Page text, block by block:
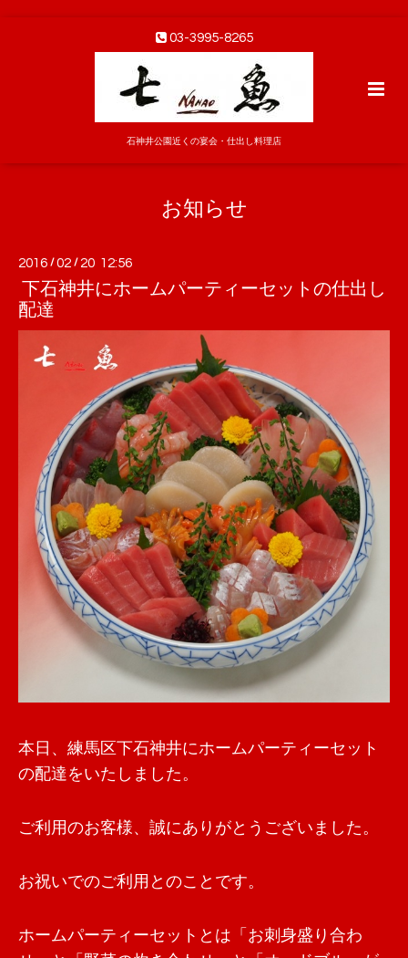
03-3995-8265
石神井公園近くの宴会・仕出し料理店
お知らせ
2016 /02 / 20 12:56
下石神井にホームパーティーセットの仕出し
配達
本日、練馬区下石神井にホームパーティーセット
の配達をいたしました。
ご利用のお客様、誠にありがとうございました。
お祝いでのご利用とのことです。
ホームパーティーセットとは「お刺身盛り合わ